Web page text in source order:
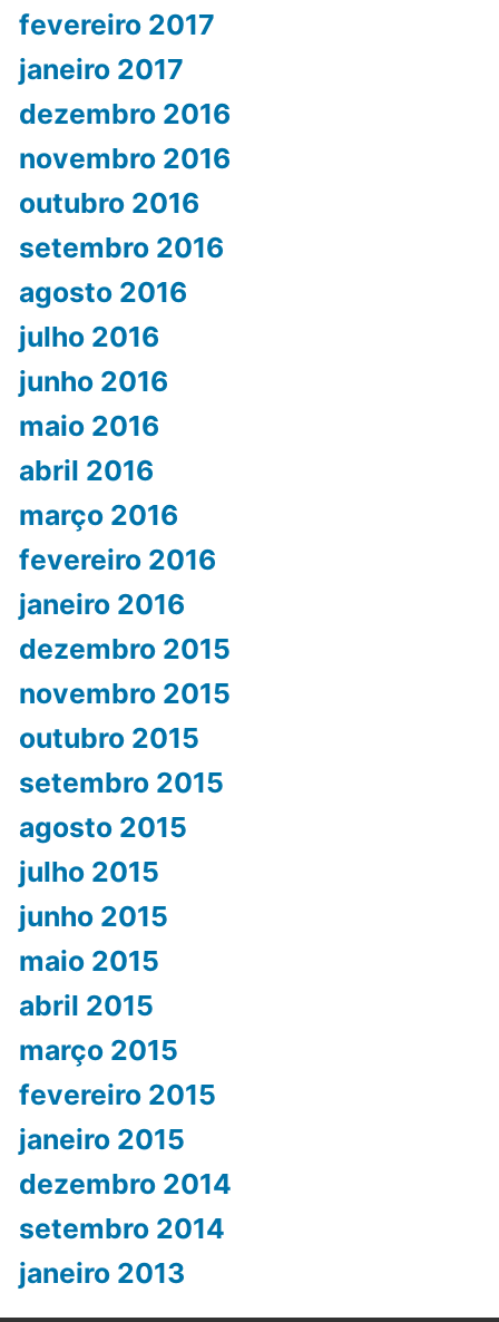
fevereiro 2017
janeiro 2017
dezembro 2016
novembro 2016
outubro 2016
setembro 2016
agosto 2016
julho 2016
junho 2016
maio 2016
abril 2016
março 2016
fevereiro 2016
janeiro 2016
dezembro 2015
novembro 2015
outubro 2015
setembro 2015
agosto 2015
julho 2015
junho 2015
maio 2015
abril 2015
março 2015
fevereiro 2015
janeiro 2015
dezembro 2014
setembro 2014
janeiro 2013